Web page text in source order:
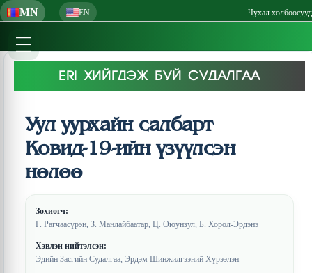
MN EN Чухал холбоосууд
ERI ХИЙГДЭЖ БУЙ СУДАЛГАА
Уул уурхайн салбарт
Ковид-19-ийн үзүүлсэн
нөлөө
Зохиогч:
Г. Рагчаасүрэн, З. Манлайбаатар, Ц. Оюунзул, Б. Хорол-Эрдэнэ
Хэвлэн нийтэлсэн:
Эдийн Засгийн Судалгаа, Эрдэм Шинжилгээний Хүрээлэн